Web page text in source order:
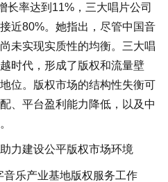
长率达到11%，三大唱片公司
近80%。她指出，尽管中国音
未实现实质性的均衡。三大唱
时代，形成了版权和流量壁
位。版权市场的结构性失衡可
、平台盈利能力降低，以及中
力建设公平版权市场环境
乐产业基地版权服务工作